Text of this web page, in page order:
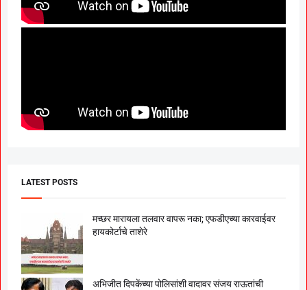
LATEST POSTS
मच्छर मारायला तलवार वापरू नका; एफडीएच्या कारवाईवर
हायकोर्टाचे ताशेरे
अभिजीत दिपकेंच्या पोलिसांशी वादावर संजय राऊतांची